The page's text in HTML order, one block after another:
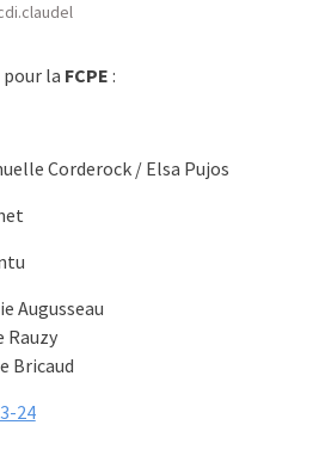
la FCPE :
Corderock / Elsa Pujos
Augusseau
Rauzy
Bricaud
24